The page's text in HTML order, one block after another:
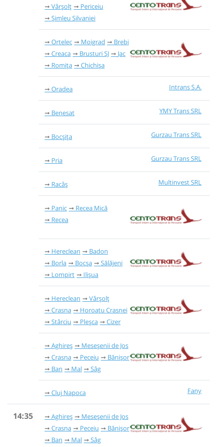
Vârșolț
Periceiu
Șimleu Silvaniei
Ortelec Moigrad
Brebi
Creaca
Brusturi SJ
Jac
Romița
Chichișa
Intrans S.A.
Oradea
YMY Trans SRL
Benesat
Gurzau Trans SRL
Bocșița
Gurzau Trans SRL
Pria
Multinvest SRL
Racâș
Panic
Recea Mică
Recea
Hereclean
Badon
Borla
Bocșa
Sălăjeni
Lompirt
Ilișua
Hereclean
Vârșolț
Crasna
Horoatu Crasnei
Stârciu
Pleșca Cizer
Aghireș
Meseșenii de Jos
Crasna
Peceiu
Bănișor
Ban
Mal Sâg
Fany
Cluj Napoca
14:35 Aghireș
Meseșenii de Jos
Crasna
Peceiu
Bănișor
Ban
Mal Sâg